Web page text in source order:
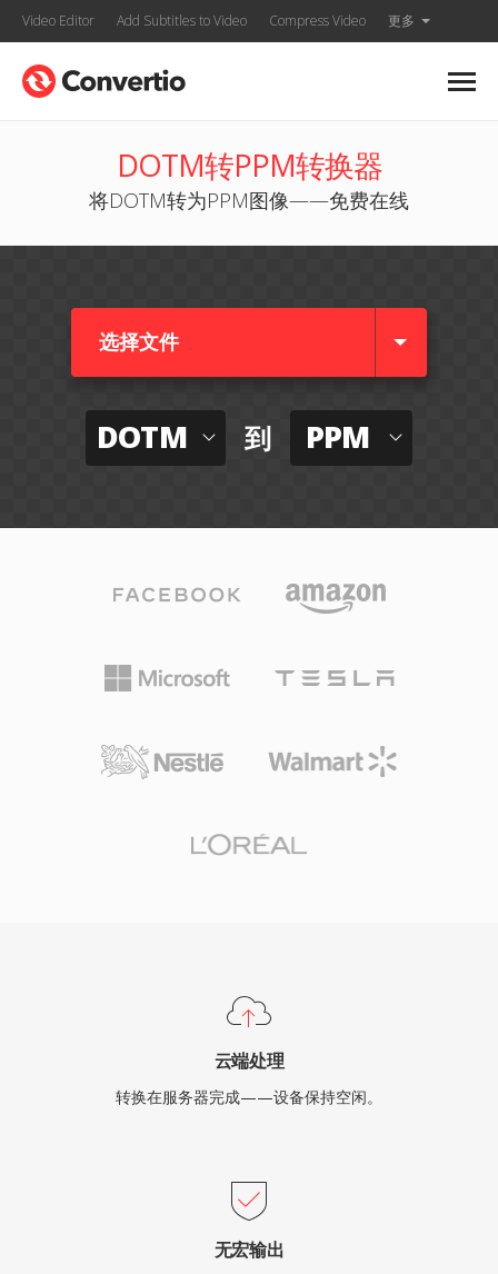
Video Editor Add Subtitles to Video Compress Video 更多
DOTM转PPM转换器
将DOTM转为PPM图像——免费在线
选择文件
DOTM 到 PPM
云端处理
转换在服务器完成——设备保持空闲。
无宏输出